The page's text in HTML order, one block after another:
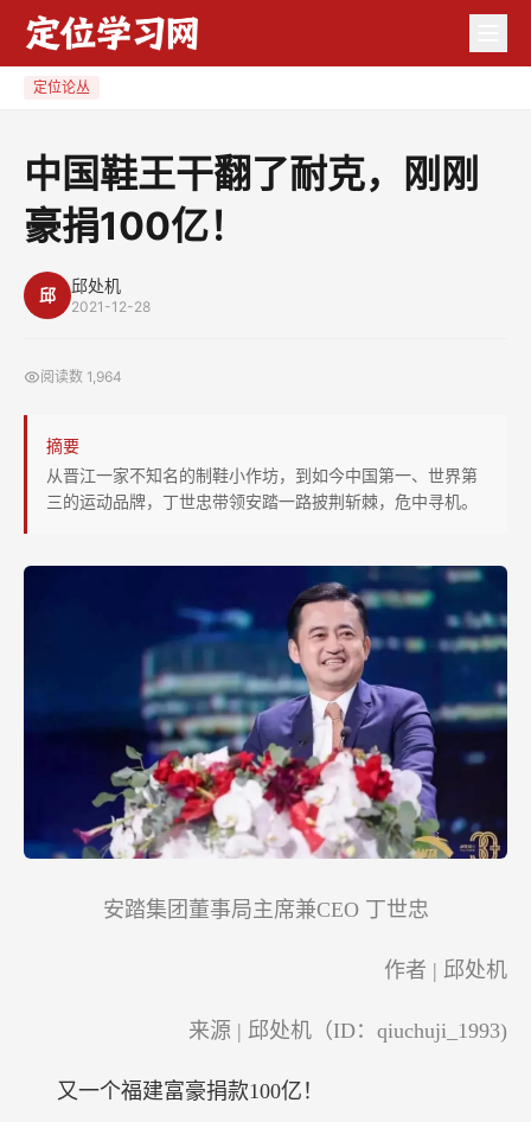
克，
定位论丛
中国鞋王干翻了耐克，刚刚
豪捐100亿！
邱 邱处机
2021-12-28
阅读数 1,964
摘要
从晋江一家不知名的制鞋小作坊，到如今中国第一、世界第
三的运动品牌，丁世忠带领安踏一路披荆斩棘，危中寻机。
安踏集团董事局主席兼CEO 丁世忠
作者 | 邱处机
来源 | 邱处机（ID：qiuchuji_1993)
又一个福建富豪捐款100亿！